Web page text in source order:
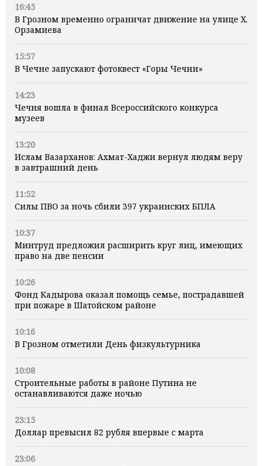
16:45
В Грозном временно ограничат движение на улице Х.
Орзамиева
15:57
В Чечне запускают фотоквест «Горы Чечни»
14:23
Чечня вошла в финал Всероссийского конкурса
музеев
13:20
Ислам Вазарханов: Ахмат-Хаджи вернул людям веру
в завтрашний день
11:52
Силы ПВО за ночь сбили 397 украинских БПЛА
10:37
Минтруд предложил расширить круг лиц, имеющих
право на две пенсии
10:26
Фонд Кадырова оказал помощь семье, пострадавшей
при пожаре в Шатойском районе
10:16
В Грозном отметили День физкультурника
10:08
Строительные работы в районе Путина не
останавливаются даже ночью
23:15
Доллар превысил 82 рубля впервые с марта
23:06